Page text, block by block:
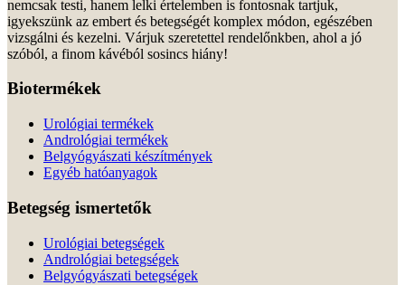
nemcsak testi, hanem lelki értelemben is fontosnak tartjuk,
igyekszünk az embert és betegségét komplex módon, egészében
vizsgálni és kezelni. Várjuk szeretettel rendelőnkben, ahol a jó
szóból, a finom kávéból sosincs hiány!
Biotermékek
Urológiai termékek
Andrológiai termékek
Belgyógyászati készítmények
Egyéb hatóanyagok
Betegség ismertetők
Urológiai betegségek
Andrológiai betegségek
Belgyógyászati betegségek